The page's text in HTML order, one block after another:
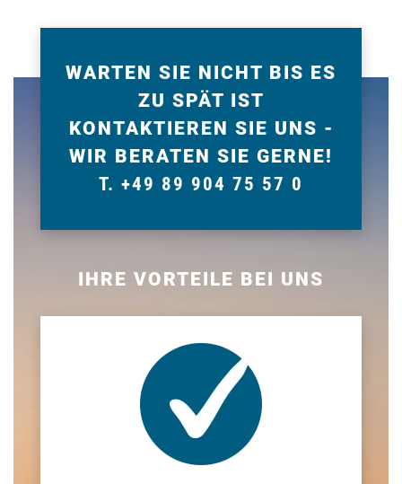
WARTEN SIE NICHT BIS ES
ZU SPÄT IST
KONTAKTIEREN SIE UNS -
WIR BERATEN SIE GERNE!
T. +49 89 904 75 57 0
IHRE VORTEILE BEI UNS